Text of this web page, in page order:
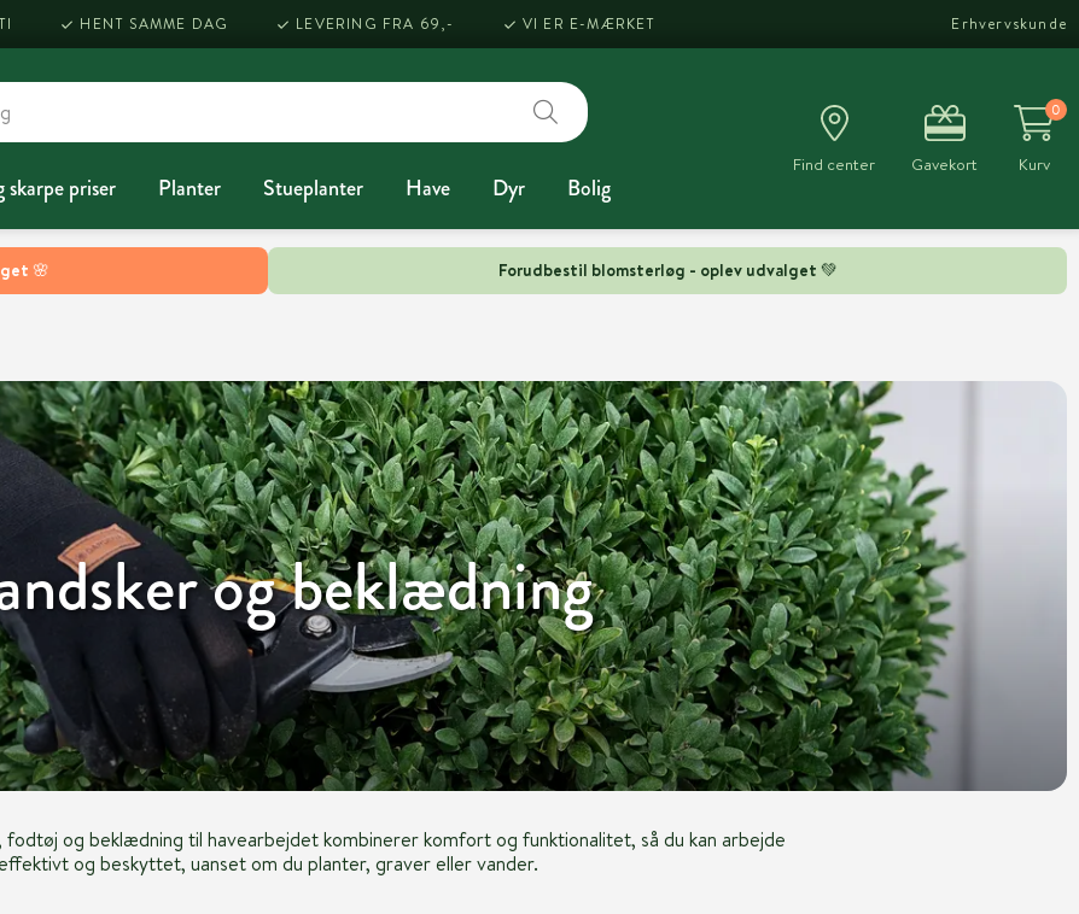
🌸 Forudbestil blomsterløg - oplev udvalget 💚
HENT SAMME DAG LEVERING FRA 69,- VI ER E-MÆRKET Erhvervskunde
skarpe priser Planter Stueplanter Have Dyr Bolig
Find center Gavekort
0
Kurv
og beklædning
fodtøj og beklædning til havearbejdet kombinerer komfort og funktionalitet, så du kan arbejde
effektivt og beskyttet, uanset om du planter, graver eller vander.